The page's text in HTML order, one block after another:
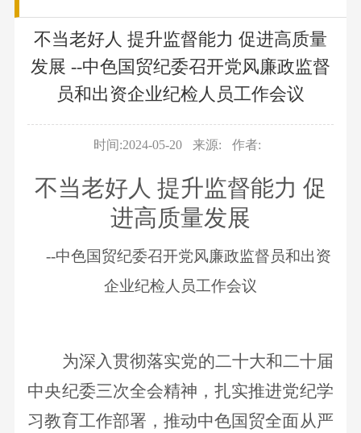
致
辞
管
理
织
机
构
企
业
企
荣
誉
团
闻
国
资
要
企
业
公
视
心
业
务
采
购
务
流
业
新
能
料
业
作
工
作
团
工
作
纪
检
监
察
力
资
源
人
才
队
伍
才
聘
专
题
专
栏
联
系
我
们
信
息
公
开
不当老好人 提升监督能力 促进高质量
发展 --中色国贸纪委召开党风廉政监督
员和出资企业纪检人员工作会议
时间:2024-05-20 来源: 作者:
不当老好人 提升监督能力 促
进高质量发展
--中色国贸纪委召开党风廉政监督员和出资
企业纪检人员工作会议
为深入贯彻落实党的二十大和二十届
中央纪委三次全会精神，扎实推进党纪学
习教育工作部署，推动中色国贸全面从严